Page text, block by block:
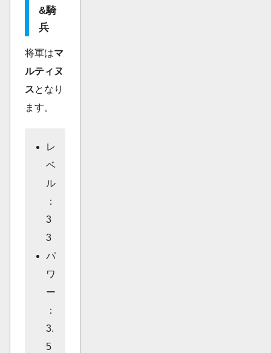
&騎
兵
将軍はマ
ルティヌ
スとなり
ます。
レ
ベ
ル
：
3
3
パ
ワ
ー
：
3.
5